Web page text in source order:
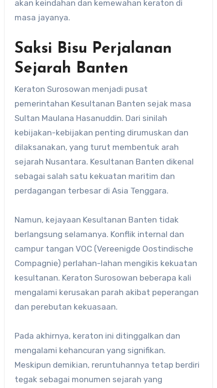
akan keindahan dan kemewahan keraton di
masa jayanya.
Saksi Bisu Perjalanan
Sejarah Banten
Keraton Surosowan menjadi pusat
pemerintahan Kesultanan Banten sejak masa
Sultan Maulana Hasanuddin. Dari sinilah
kebijakan-kebijakan penting dirumuskan dan
dilaksanakan, yang turut membentuk arah
sejarah Nusantara. Kesultanan Banten dikenal
sebagai salah satu kekuatan maritim dan
perdagangan terbesar di Asia Tenggara.
Namun, kejayaan Kesultanan Banten tidak
berlangsung selamanya. Konflik internal dan
campur tangan VOC (Vereenigde Oostindische
Compagnie) perlahan-lahan mengikis kekuatan
kesultanan. Keraton Surosowan beberapa kali
mengalami kerusakan parah akibat peperangan
dan perebutan kekuasaan.
Pada akhirnya, keraton ini ditinggalkan dan
mengalami kehancuran yang signifikan.
Meskipun demikian, reruntuhannya tetap berdiri
tegak sebagai monumen sejarah yang